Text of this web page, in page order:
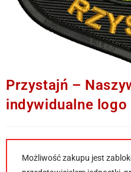
Przystajń –
indywidualne logo
Możliwość zakupu jest